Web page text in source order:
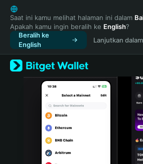
English
日本語
Tiếng Việt
Русский
Español (Latinoamérica)
Türkçe
Italiano
Português (Portugal)
Bahasa Indonesia
Saat ini kamu melihat halaman ini dalam
Apakah kamu ingin beralih ke English?
Beralih ke
English
Lanjutkan